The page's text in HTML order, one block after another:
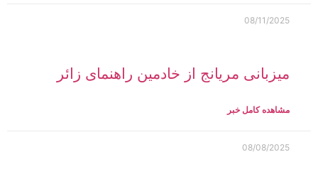
08/11/2025
میزبانی مریانج از خادمین راهنمای زائر
مشاهده کامل خبر
08/08/2025